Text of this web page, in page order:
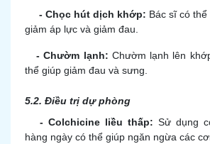
- Chọc hút dịch khớp: Bác sĩ có
giảm áp lực và giảm đau.
- Chườm lạnh: Chườm lạnh lên
thể giúp giảm đau và sưng.
5.2. Điều trị dự phòng
- Colchicine liều thấp: Sử dụng
hàng ngày có thể giúp ngăn ngừa các